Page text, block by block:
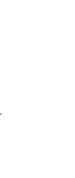
,